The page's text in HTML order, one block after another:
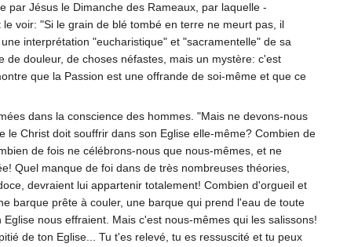
par Jésus le Dimanche des Rameaux, par laquelle -
voir: "Si le grain de blé tombé en terre ne meurt pas, il
interprétation "eucharistique" et "sacramentelle" de sa
douleur, de choses néfastes, mais un mystère: c'est
que la Passion est une offrande de soi-même et que ce
dans la conscience des hommes. "Mais ne devons-nous
Christ doit souffrir dans son Eglise elle-même? Combien de
de fois ne célébrons-nous que nous-mêmes, et ne
Quel manque de foi dans de très nombreuses théories,
devraient lui appartenir totalement! Combien d'orgueil et
barque prête à couler, une barque qui prend l'eau de toute
nous effraient. Mais c'est nous-mêmes qui les salissons!
de ton Eglise... Tu t'es relevé, tu es ressuscité et tu peux